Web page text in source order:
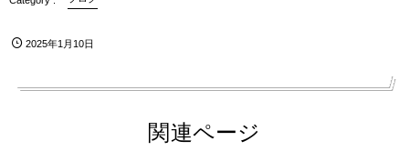
2025年1月10日
関連ページ